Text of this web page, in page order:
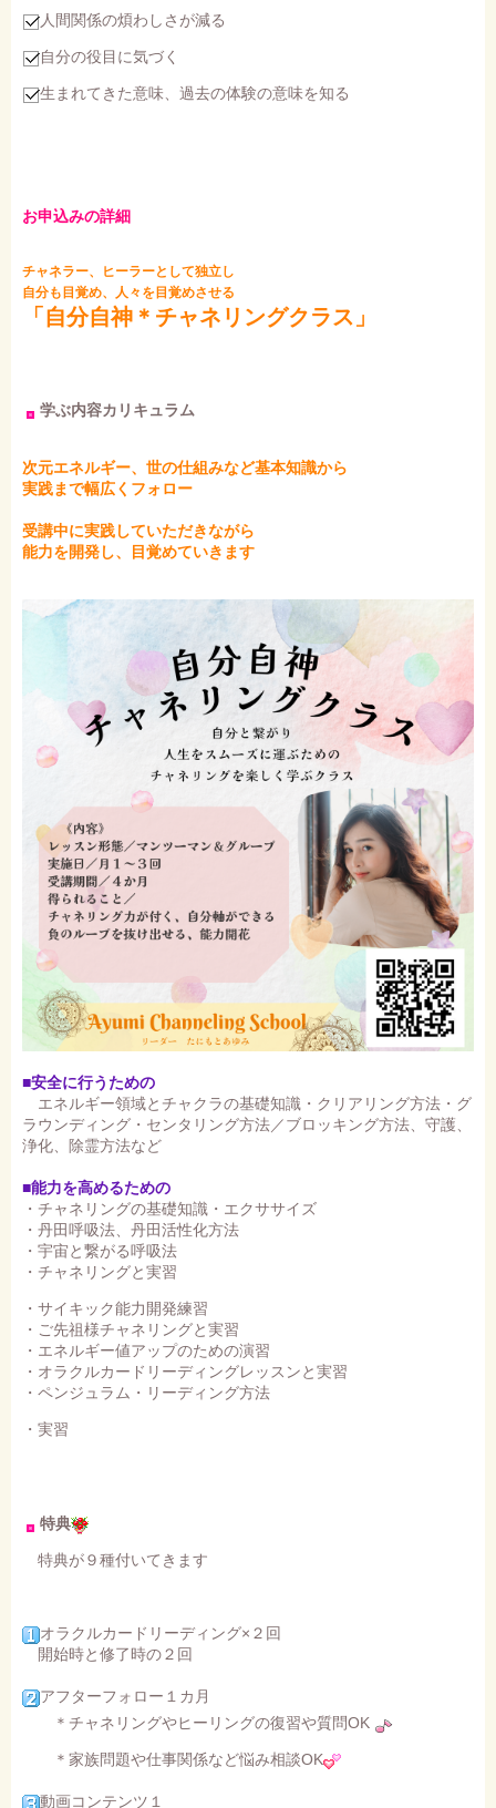
人間関係の煩わしさが減る
自分の役目に気づく
生まれてきた意味、過去の体験の意味を知る
お申込みの詳細
チャネラー、ヒーラーとして独立し
自分も目覚め、人々を目覚めさせる
「自分自神＊チャネリングクラス」
学ぶ内容カリキュラム
次元エネルギー、世の仕組みなど基本知識から
実践まで幅広くフォロー
受講中に実践していただきながら
能力を開発し、目覚めていきます
■安全に行うための
エネルギー領域とチャクラの基礎知識・クリアリング方法・グ
ラウンディング・センタリング方法／ブロッキング方法、守護、
浄化、除霊方法など
■能力を高めるための
・チャネリングの基礎知識・エクササイズ
・丹田呼吸法、丹田活性化方法
・宇宙と繋がる呼吸法
・チャネリングと実習
・サイキック能力開発練習
・ご先祖様チャネリングと実習
・エネルギー値アップのための演習
・オラクルカードリーディングレッスンと実習
・ペンジュラム・リーディング方法
・実習
特典
特典が９種付いてきます
オラクルカードリーディング×２回
開始時と修了時の２回
アフターフォロー１カ月
＊チャネリングやヒーリングの復習や質問OK
＊家族問題や仕事関係など悩み相談OK
動画コンテンツ１